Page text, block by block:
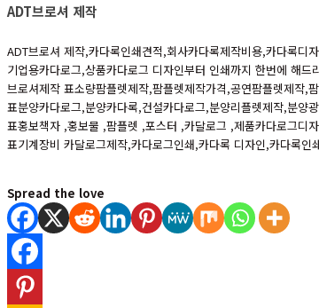
ADT브로셔 제작
ADT브로셔 제작,카다록인쇄견적,회사카다록제작비용,카다록디
기업용카다로그,상품카다로그 디자인부터 인쇄까지 한번에 해
브로셔제작 표소량팜플렛제작,팜플렛제작가격,공연팜플렛제작,
표분양카다로그,분양카다록,건설카다로그,분양리플렛제작,분양
표홍보책자 ,홍보물 ,팜플렛 ,포스터 ,카달로그 ,제품카다로그디
표기계장비 카달로그제작,카다로그인쇄,카다록 디자인,카다록인
Spread the love